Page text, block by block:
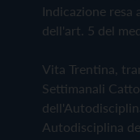
Indicazione resa
dell'art. 5 del
Vita Trentina,
Settimanali
Autodisciplina